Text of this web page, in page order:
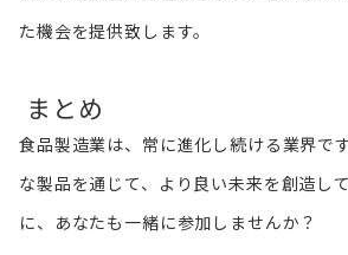
た機会を提供致します。
まとめ
食品製造業は、常に進化し続ける業界で
な製品を通じて、より良い未来を創造し
に、あなたも一緒に参加しませんか？